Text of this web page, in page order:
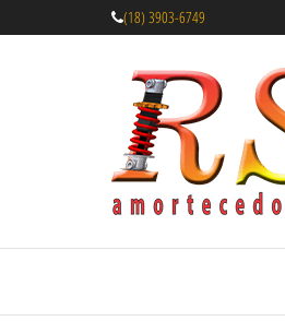
(18) 3903-6749